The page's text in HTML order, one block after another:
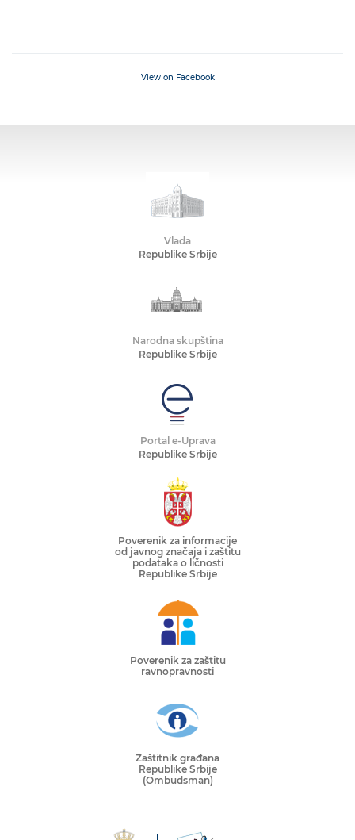
View on Facebook
Vlada
Republike Srbije
Narodna skupština
Republike Srbije
Portal e-Uprava
Republike Srbije
Poverenik za informacije
od javnog značaja i zaštitu
podataka o ličnosti
Republike Srbije
Poverenik za zaštitu
ravnopravnosti
Zaštitnik građana
Republike Srbije
(Ombudsman)